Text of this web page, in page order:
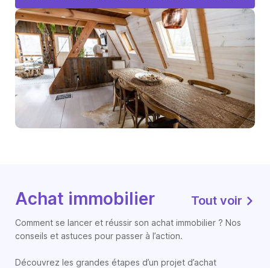
Achat immobilier Tout voir
Comment se lancer et réussir son achat immobilier ? Nos
conseils et astuces pour passer à l’action.
Découvrez les grandes étapes d’un projet d’achat